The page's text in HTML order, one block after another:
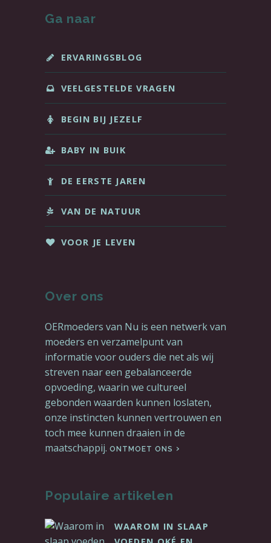
Ga naar
ERVARINGSBLOG
VEELGESTELDE VRAGEN
BEGIN BIJ JEZELF
BABY IN BUIK
DE EERSTE JAREN
VAN DE NATUUR
VOOR JE LEVEN
Over ons
OERmoeders van Nu is een netwerk van
moeders en verzamelpunt van
informatie voor ouders die net als wij
streven naar een gebalanceerde
opvoeding, waarin we cultureel
gebonden waarden kunnen loslaten,
onze instincten kunnen vertrouwen en
toch mee kunnen draaien in de
maatschappij. ONTMOET ONS
Populaire artikelen
WAAROM IN SLAAP